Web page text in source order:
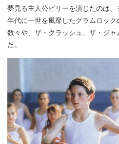
夢見る主人公ビリーを演じたのは
年代に一世を風靡したグラムロッ
数々や、ザ・クラッシュ、ザ・ジ
た。